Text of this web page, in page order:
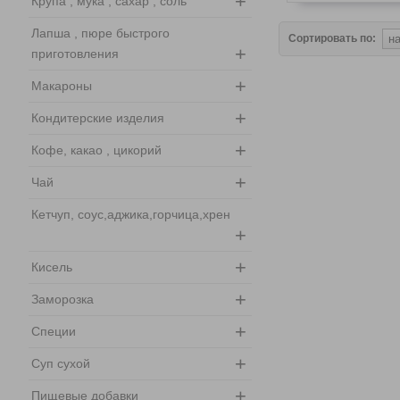
Лапша , пюре быстрого
приготовления
+
Макароны +
Кондитерские изделия +
Кофе, какао , цикорий +
Чай +
Кетчуп, соус,аджика,горчица,хрен
+
Кисель +
Заморозка +
Специи +
Суп сухой +
Пищевые добавки
Сортировать по: